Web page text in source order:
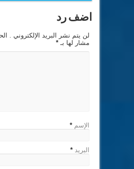
اضف رد
لن يتم نشر البريد الإلكتروني .
مشار لها بـ*
الإسم *
البريد *